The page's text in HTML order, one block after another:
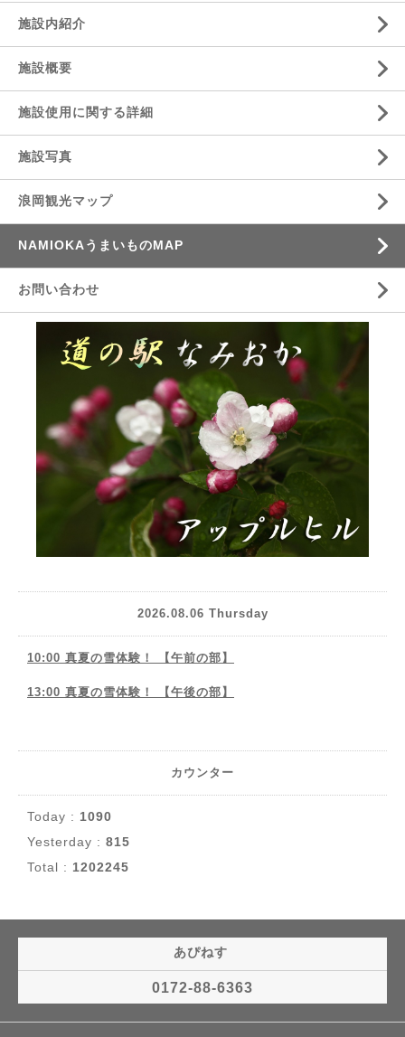
施設内紹介
施設概要
施設使用に関する詳細
施設写真
浪岡観光マップ
NAMIOKAうまいものMAP
お問い合わせ
2026.08.06 Thursday
10:00 真夏の雪体験！ 【午前の部】
13:00 真夏の雪体験！ 【午後の部】
カウンター
Today : 1090
Yesterday : 815
Total : 1202245
あぴねす
0172-88-6363